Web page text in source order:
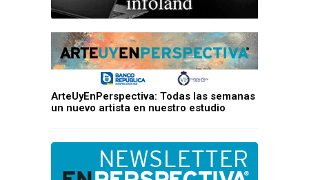
ArteUyEnPerspectiva: Todas las semanas
un nuevo artista en nuestro estudio